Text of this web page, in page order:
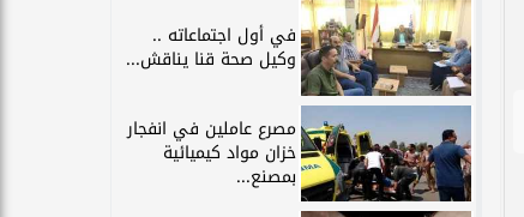
في أول اجتماعاته ..
وكيل صحة قنا يناقش...
مصرع عاملين في انفجار
خزان مواد كيميائية
بمصنع...